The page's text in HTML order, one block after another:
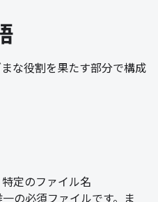
な役割を果たす部分で構成
定のファイル名
の必須ファイルです。ま